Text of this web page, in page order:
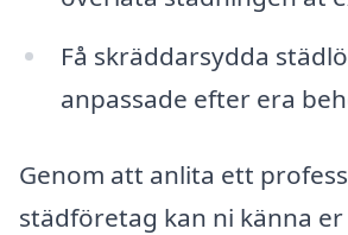
Få skräddarsydda
anpassade efter era
Genom att anlita ett
städföretag kan ni känna